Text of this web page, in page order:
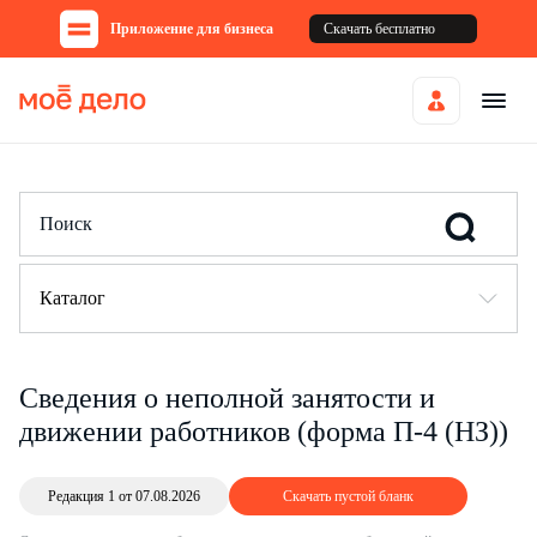
Приложение для бизнеса Скачать бесплатно
Каталог
Сведения о неполной занятости и
движении работников (форма П-4 (НЗ))
Редакция 1 от 07.08.2026 Скачать пустой бланк